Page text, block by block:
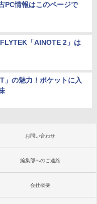
PC情報はこのページで
「AINOTE 2」は
」の魅力！ポケットに入
お問い合わせ
編集部へのご連絡
会社概要